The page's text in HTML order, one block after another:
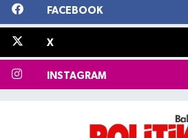
FACEBOOK
X
INSTAGRAM